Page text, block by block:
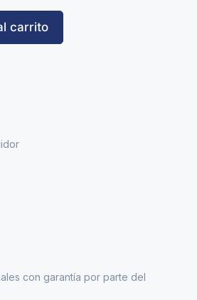
carrito
con garantía por parte del